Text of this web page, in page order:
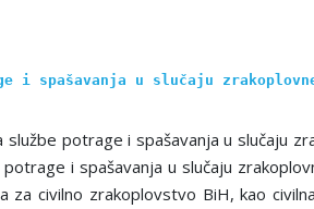
i spašavanja u slučaju
službe potrage i spašavanja u slučaju
i spašavanja u slučaju
za civilno zrakoplovstvo BiH, kao